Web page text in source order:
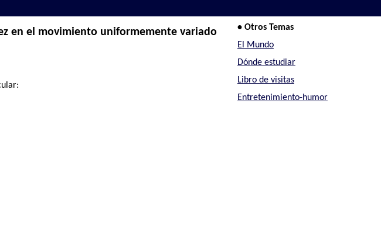
en el movimiento uniformemente variado
• Otros Temas
El Mundo
Dónde estudiar
Libro de visitas
Entretenimiento-humor